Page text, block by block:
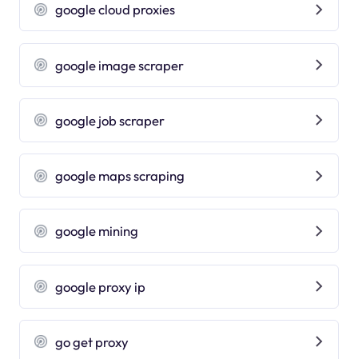
google cloud proxies
google image scraper
google job scraper
google maps scraping
google mining
google proxy ip
go get proxy